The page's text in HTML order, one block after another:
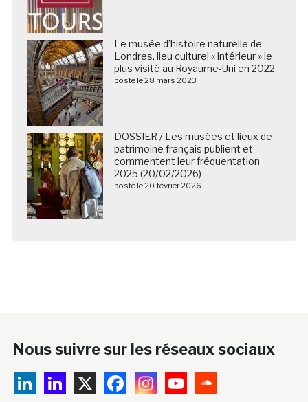
Le musée d’histoire naturelle de
Londres, lieu culturel « intérieur » le
plus visité au Royaume-Uni en 2022
posté le 28 mars 2023
DOSSIER / Les musées et lieux de
patrimoine français publient et
commentent leur fréquentation
2025 (20/02/2026)
posté le 20 février 2026
Nous suivre sur les réseaux sociaux